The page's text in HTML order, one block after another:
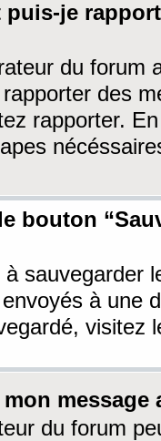
puis-je
du forum
des
rapporter.
bouton
à sauvegarder
à une
visitez
message
du forum